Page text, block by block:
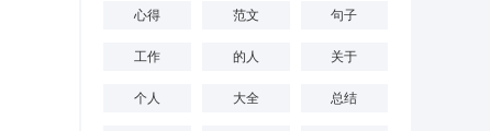
心得 范文 句子
工作 的人 关于
个人 大全 总结